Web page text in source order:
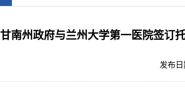
甘南州政府与兰州大学第一医院签订
发布日